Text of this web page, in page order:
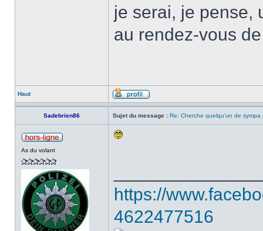
je serai, je pense,
au rendez-vous
Haut
Sadebrien86 Sujet du message : Re: Cherche quelqu'un de
As du volant
https://
4622477516